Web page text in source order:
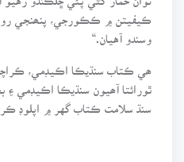
ڪيفيتن ۾ ڪڪورجي، پنھنجي
وسندو آهيان.“
ٿورائتا آھيون سنڌيڪا اڪيڊمي
سنڌ سلامت ڪتاب گهر ۾ اپلوڊ